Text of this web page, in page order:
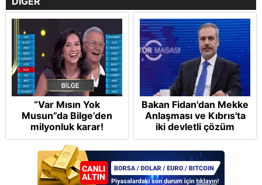
“Var Mısın Yok
Musun”da Bilge’den
milyonluk karar!
Bakan Fidan'dan Mekke
Anlaşması ve Kıbrıs'ta
iki devletli çözüm
mesajı: Bize
saldırmayan hiçbir ülke
hedefimizde değil